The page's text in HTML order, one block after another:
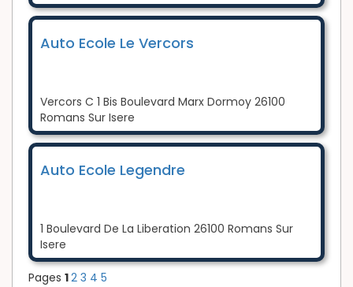
Auto Ecole Le Vercors
Vercors C 1 Bis Boulevard Marx Dormoy 26100
Romans Sur Isere
Auto Ecole Legendre
1 Boulevard De La Liberation 26100 Romans Sur
Isere
Pages 12 3 4 5